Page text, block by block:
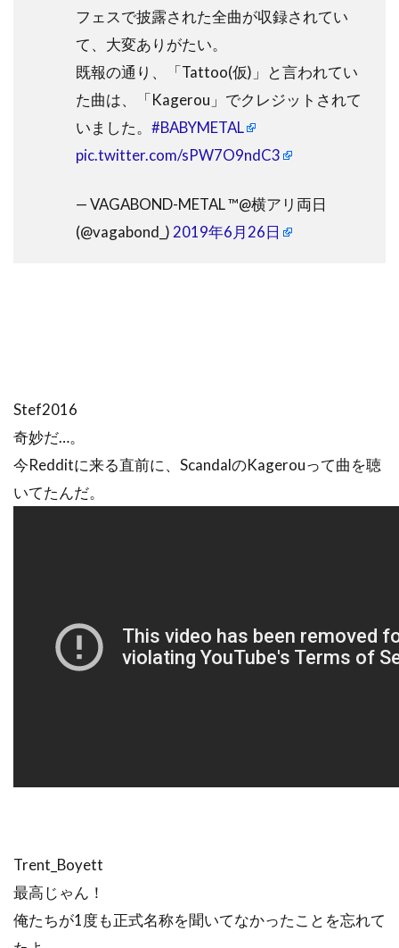
フェスで披露された全曲が収録されてい
て、大変ありがたい。
既報の通り、「Tattoo(仮)」と言われてい
た曲は、「Kagerou」でクレジットされて
いました。 #BABYMETAL
pic.twitter.com/sPW7O9ndC3
— VAGABOND-METAL ™@横アリ両日
(@vagabond_) 2019年6月26日
Stef2016
奇妙だ…。
今Redditに来る直前に、ScandalのKagerouって曲を聴
いてたんだ。
Trent_Boyett
最高じゃん！
俺たちが1度も正式名称を聞いてなかったことを忘れて